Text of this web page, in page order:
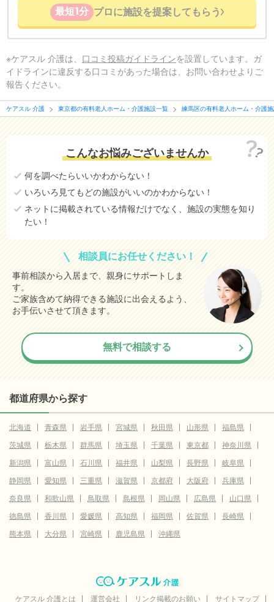
最短1分 プロに施設を提案してもらう
※ケアスル 介護は、 口コミ投稿ガイドラインを設置しています。ガ
イドラインに違反する口コミがあった場合は、お問い合わせよりご
報告ください。
ケアスル 介護 東京都の有料老人ホーム・介護施設一覧 練馬区の有料老人ホーム・介護
こんなお悩みございませんか
何を調べたらいいかわからない！
いろいろ見てもどの施設がいいのかわからない！
ネットに掲載されている情報だけでなく、施設の実態を知り
たい！
相談員にお任せください！
事前相談から入居まで、親身にサポートしま
す。
ご家族含めて納得できる施設に出会えるよう、
お手伝いさせて頂きます。
無料で相談する
都道府県から探す
北海道 青森県 岩手県 宮城県 秋田県 山形県
福島県
茨城県
栃木県 群馬県 埼玉県 千葉県 東京都
神奈川県
新潟県
富山県 石川県 福井県 山梨県 長野県
岐阜県
静岡県
愛知県 三重県 滋賀県 京都府 大阪府
兵庫県
奈良県
和歌山県 鳥取県 島根県 岡山県 広島県
山口県
徳島県
香川県 愛媛県 高知県 福岡県 佐賀県
長崎県
熊本県
大分県 宮崎県 鹿児島県 沖縄県
ケアスル 介護とは 運営会社 リンク掲載のお願い サイトマップ